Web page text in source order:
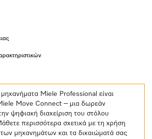
μηχανήματα Miele Professional είναι
Move Connect – μια δωρεάν
ψηφιακή διαχείριση του στόλου
περισσότερα σχετικά με τη χρήση
μηχανημάτων και τα δικαιώματά σας